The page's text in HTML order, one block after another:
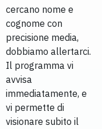
cercano nome e
cognome con
precisione media,
dobbiamo allertarci.
Il programma vi
avvisa
immediatamente, e
vi permette di
visionare subito il